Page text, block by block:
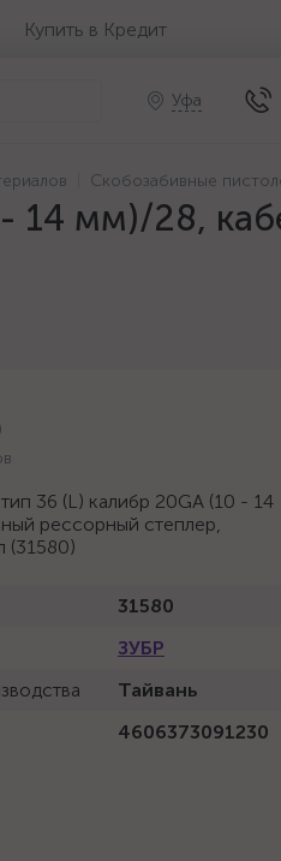
Купить в Кредит
Уфа
Скобозабивные
14 мм)/28,
36 (L) калибр 20GA (10 - 14
рессорный степлер,
(31580)
31580
ЗУБР
Тайвань
4606373091230